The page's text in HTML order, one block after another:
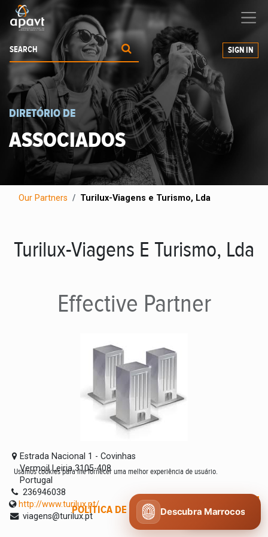
grow your business
SIGN IN
DIRETÓRIO DE
ASSOCIADOS
Our Partners Turilux-Viagens e Turismo, Lda
Turilux-Viagens E Turismo, Lda
Effective Partner
Estrada Nacional 1 - Covinhas
Vermoil Leiria 3105-408
Portugal
236946038
http://www.turilux.pt/
viagens@turilux.pt
Usamos cookies para lhe fornecer uma melhor experiência de usuário.
POLÍTICA DE COOKIES CONCORDO
Descubra Marrocos